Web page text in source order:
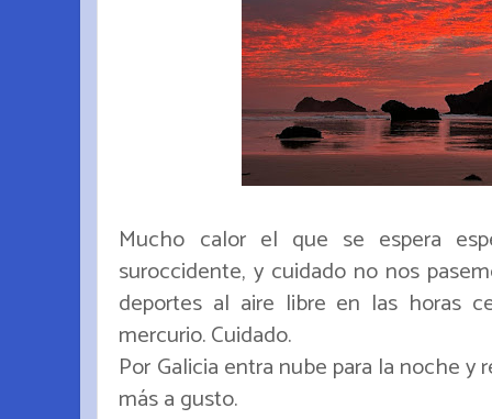
Mucho calor el que se espera
suroccidente, y cuidado no nos
deportes al aire libre en las horas
mercurio. Cuidado.
Por Galicia entra nube para la noche y
más a gusto.